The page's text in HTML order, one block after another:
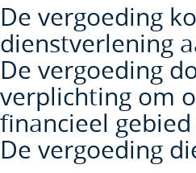
De vergoeding
dienstverlening
De vergoeding
verplichting om
financieel gebied
De vergoeding